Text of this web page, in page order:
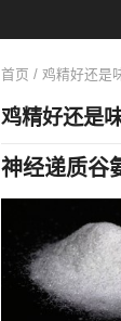
首页 / 鸡精好还是
鸡精好还是
神经递质谷